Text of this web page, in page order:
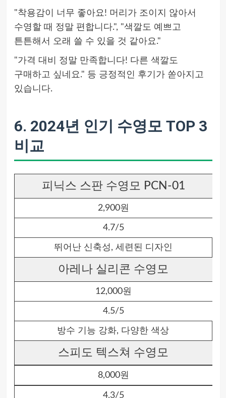
"착용감이 너무 좋아요! 머리가 조이지 않아서
수영할 때 정말 편합니다.", "색깔도 예쁘고
튼튼해서 오래 쓸 수 있을 것 같아요."
"가격 대비 정말 만족합니다! 다른 색깔도
구매하고 싶네요." 등 긍정적인 후기가 쏟아지고
있습니다.
6. 2024년 인기 수영모 TOP 3
비교
피닉스 스판 수영모 PCN-01
2,900원
4.7/5
뛰어난 신축성, 세련된 디자인
아레나 실리콘 수영모
12,000원
4.5/5
방수 기능 강화, 다양한 색상
스피도 텍스쳐 수영모
8,000원
4.3/5